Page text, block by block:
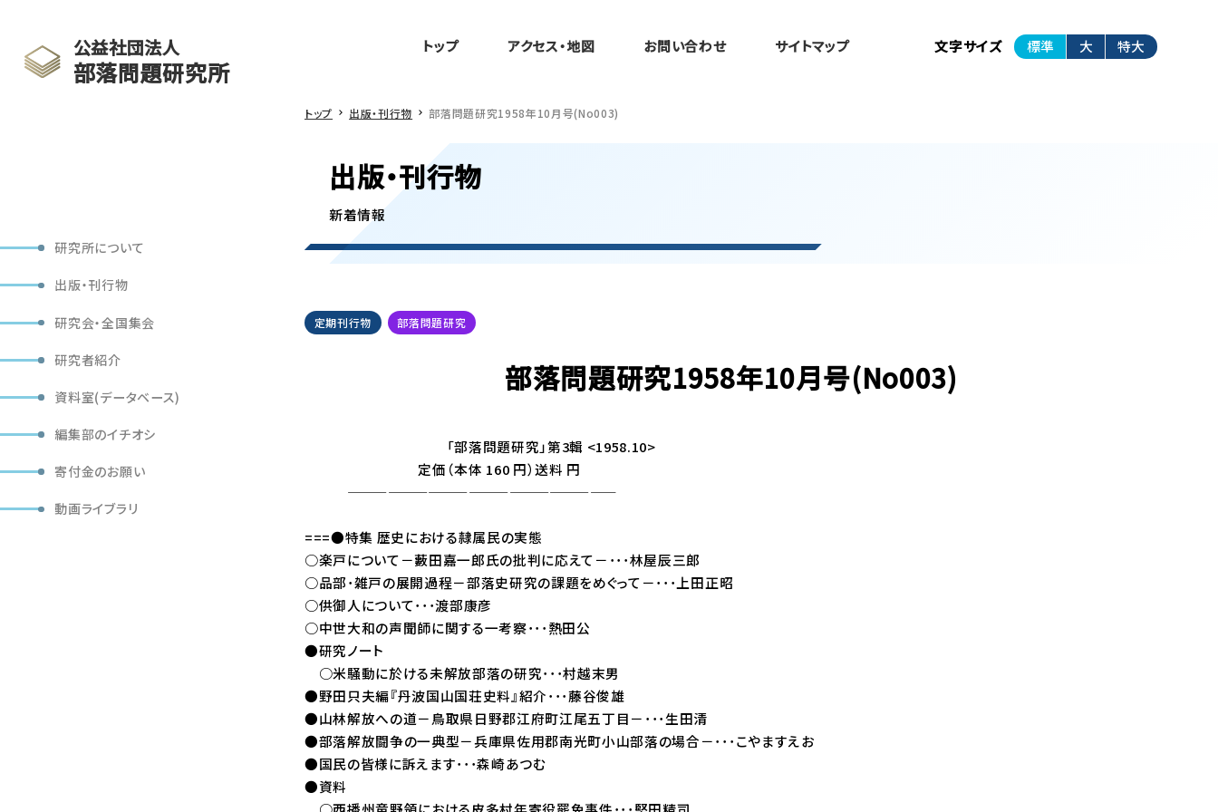
公益社団法人
部落問題研究所
研究所について
出版・刊行物
研究会・全国集会
研究者紹介
資料室(データベース)
編集部のイチオシ
寄付金のお願い
動画ライブラリ
トップ アクセス・地図 お問い合わせ サイトマップ 文字サイズ 標準 大 特大
トップ 出版・刊行物 部落問題研究1958年10月号(No003)
出版・刊行物
新着情報
定期刊行物 部落問題研究
部落問題研究1958年10月号(No003)
「部落問題研究」第3輯 <1958.10>
定価（本体 160 円）送料 円
————————————————————
===●特集 歴史における隷属民の実態
○楽戸について－藪田嘉一郎氏の批判に応えて－･･･林屋辰三郎
○品部･雑戸の展開過程－部落史研究の課題をめぐって－･･･上田正昭
○供御人について･･･渡部康彦
○中世大和の声聞師に関する一考察･･･熱田公
●研究ノート
○米騒動に於ける未解放部落の研究･･･村越末男
●野田只夫編『丹波国山国荘史料』紹介･･･藤谷俊雄
●山林解放への道－鳥取県日野郡江府町江尾五丁目－･･･生田清
●部落解放闘争の一典型－兵庫県佐用郡南光町小山部落の場合－･･･こやますえお
●国民の皆様に訴えます･･･森崎あつむ
●資料